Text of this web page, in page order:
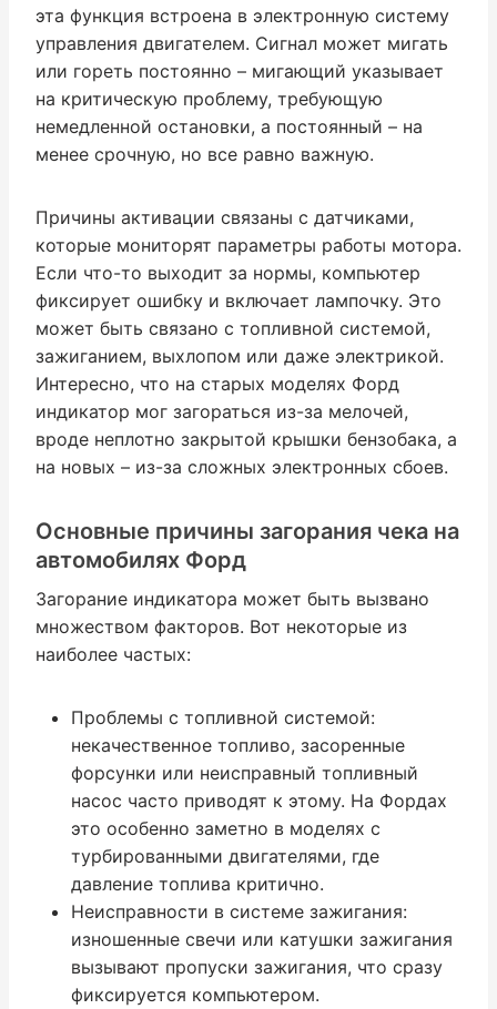
эта функция встроена в электронную систему
управления двигателем. Сигнал может мигать
или гореть постоянно – мигающий указывает
на критическую проблему, требующую
немедленной остановки, а постоянный – на
менее срочную, но все равно важную.
Причины активации связаны с датчиками,
которые мониторят параметры работы мотора.
Если что-то выходит за нормы, компьютер
фиксирует ошибку и включает лампочку. Это
может быть связано с топливной системой,
зажиганием, выхлопом или даже электрикой.
Интересно, что на старых моделях Форд
индикатор мог загораться из-за мелочей,
вроде неплотно закрытой крышки бензобака, а
на новых – из-за сложных электронных сбоев.
Основные причины загорания чека на
автомобилях Форд
Загорание индикатора может быть вызвано
множеством факторов. Вот некоторые из
наиболее частых:
Проблемы с топливной системой:
некачественное топливо, засоренные
форсунки или неисправный топливный
насос часто приводят к этому. На Фордах
это особенно заметно в моделях с
турбированными двигателями, где
давление топлива критично.
Неисправности в системе зажигания:
изношенные свечи или катушки зажигания
вызывают пропуски зажигания, что сразу
фиксируется компьютером.